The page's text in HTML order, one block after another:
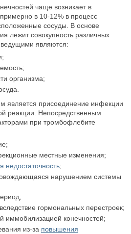
чаще возникает в
в 10-12% в процесс
сосуды. В основе
лежит совокупность различных
являются:
организма;
является присоединение инфекции
реакции. Непосредственным
при тромбофлебите
местные изменения;
недостаточность;
нарушением системы
гормональных перестроек;
иммобилизацией конечностей;
из-за повышения